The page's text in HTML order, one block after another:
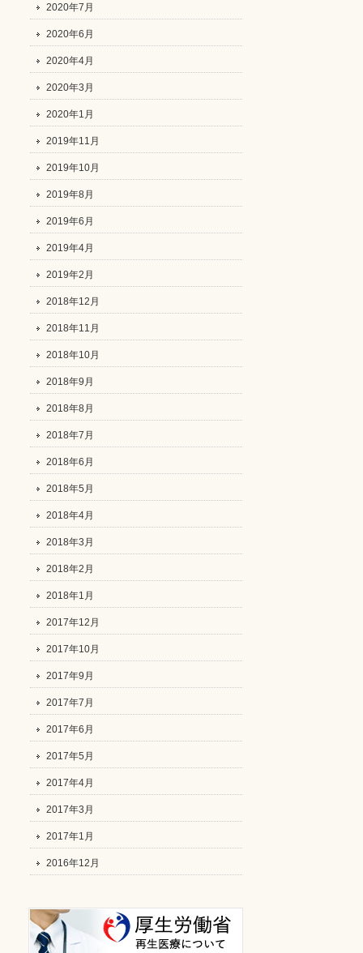
2020年7月
2020年6月
2020年4月
2020年3月
2020年1月
2019年11月
2019年10月
2019年8月
2019年6月
2019年4月
2019年2月
2018年12月
2018年11月
2018年10月
2018年9月
2018年8月
2018年7月
2018年6月
2018年5月
2018年4月
2018年3月
2018年2月
2018年1月
2017年12月
2017年10月
2017年9月
2017年7月
2017年6月
2017年5月
2017年4月
2017年3月
2017年1月
2016年12月